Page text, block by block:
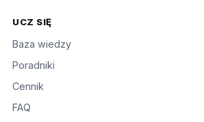
UCZ SIĘ
Baza wiedzy
Poradniki
Cennik
FAQ